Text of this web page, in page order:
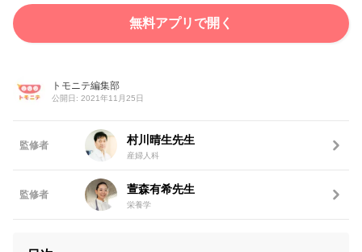
無料アプリで開く
トモニテ編集部
公開日: 2021年11月25日
監修者 村川晴生先生
産婦人科
監修者 萱森有希先生
栄養学